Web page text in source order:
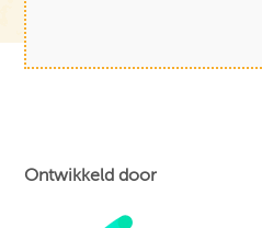
Ontwikkeld door